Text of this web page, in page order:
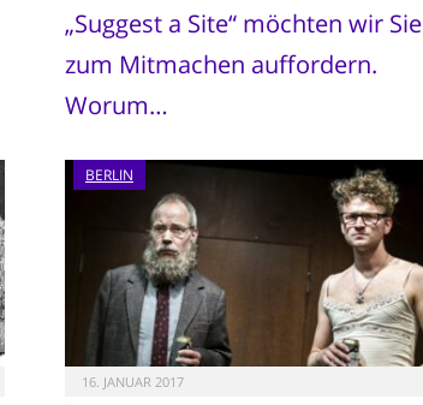
„Suggest a Site“ möchten wir Sie
zum Mitmachen auffordern.
Worum…
BERLIN
16. JANUAR 2017